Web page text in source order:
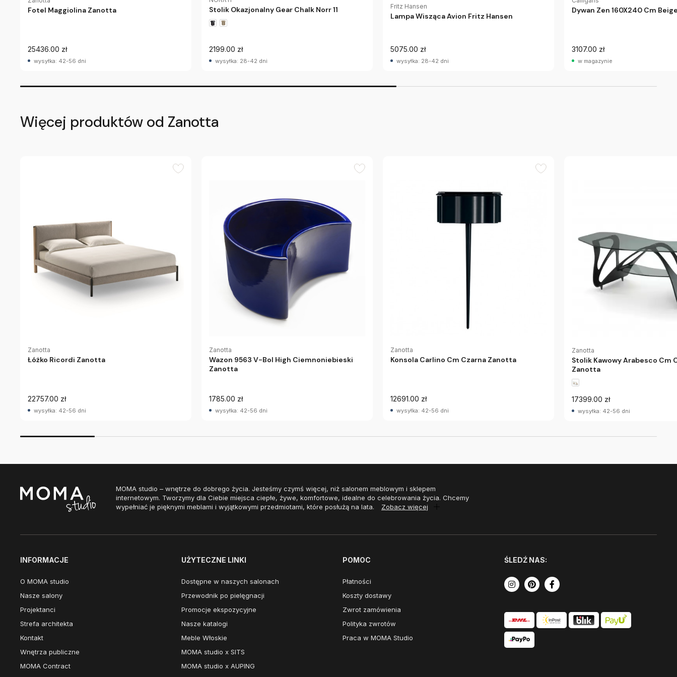
Fotel Maggiolina Zanotta
25436.00 zł
wysyłka: 42-56 dni
Stolik Okazjonalny Gear Chalk Norr 11
2199.00 zł
wysyłka: 28-42 dni
Fritz Hansen
Lampa Wisząca Avion Fritz Hansen
5075.00 zł
wysyłka: 28-42 dni
Dywan Zen 160X240 Cm
3107.00 zł
w magazynie
Więcej produktów od Zanotta
Zanotta
Łóżko Ricordi Zanotta
22757.00 zł
wysyłka: 42-56 dni
Zanotta
Wazon 9563 V-Bol High Ciemnoniebieski
Zanotta
1785.00 zł
wysyłka: 42-56 dni
Zanotta
Konsola Carlino Cm Czarna Zanotta
12691.00 zł
wysyłka: 42-56 dni
Zanotta
Stolik Kawowy Arabesco Cm
Zanotta
17399.00 zł
wysyłka: 42-56 dni
MOMA studio – wnętrze do dobrego życia. Jesteśmy czymś więcej, niż salonem meblowym i sklepem
internetowym. Tworzymy dla Ciebie miejsca ciepłe, żywe, komfortowe, idealne do celebrowania życia. Chcemy
wypełniać je pięknymi meblami i wyjątkowymi przedmiotami, które posłużą na lata.
Zobacz więcej
INFORMACJE
O MOMA studio
Nasze salony
Projektanci
Strefa architekta
Kontakt
Wnętrza publiczne
MOMA Contract
UŻYTECZNE LINKI
Dostępne w naszych salonach
Przewodnik po pielęgnacji
Promocje ekspozycyjne
Nasze katalogi
Meble Włoskie
MOMA studio x SITS
MOMA studio x AUPING
POMOC
Płatności
Koszty dostawy
Zwrot zamówienia
Polityka zwrotów
Praca w MOMA Studio
ŚLEDŹ NAS: